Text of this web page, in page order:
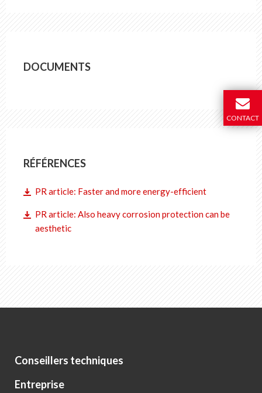
DOCUMENTS
RÉFÉRENCES
PR article: Faster and more energy-efficient
PR article: Also heavy corrosion protection can be
aesthetic
Conseillers techniques
Entreprise
CONTACT